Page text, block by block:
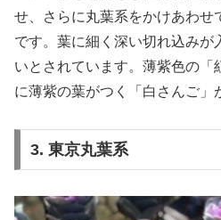
せ、さらに丸葉系をかけあわせ
です。葉に細く深い切れ込みが
いとされています。薄紫色の「
に薄紫の葉がつく「白さんご」
3. 東京丸葉系